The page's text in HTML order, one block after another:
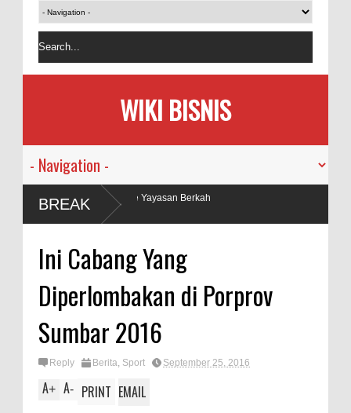
WIKI BISNIS
BREAK
ke Yayasan Berkah
Ini Cabang Yang
Diperlombakan di Porprov
Sumbar 2016
Reply Berita, Sport September 25, 2016
A+ A- PRINT EMAIL